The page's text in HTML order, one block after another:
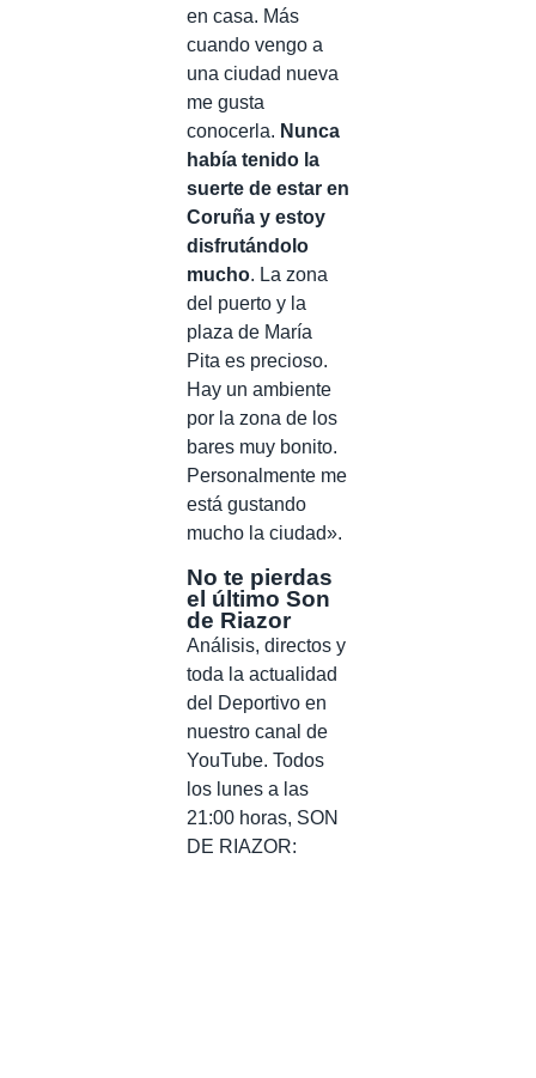
en casa. Más
cuando vengo a
una ciudad nueva
me gusta
conocerla. Nunca
había tenido la
suerte de estar en
Coruña y estoy
disfrutándolo
mucho. La zona
del puerto y la
plaza de María
Pita es precioso.
Hay un ambiente
por la zona de los
bares muy bonito.
Personalmente me
está gustando
mucho la ciudad».
No te pierdas
el último Son
de Riazor
Análisis, directos y
toda la actualidad
del Deportivo en
nuestro canal de
YouTube. Todos
los lunes a las
21:00 horas, SON
DE RIAZOR: